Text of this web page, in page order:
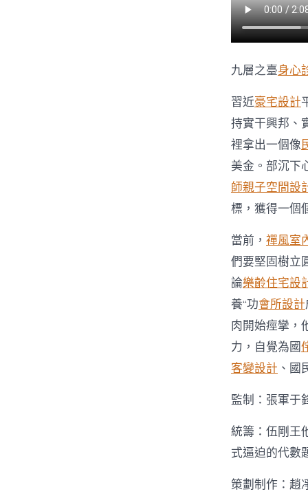
九層之臺身心
習近豪宅設計
持實干興邦、
裡拿出一個像
美金。部沉下
師親子空間設
標，獲得一個
當前， 禪風室
們要堅固樹立
論樂齡住宅設
養“功會所設計
肉開始痙攣，
力，自覺為國
客變設計 、國
監制：張軍于
統籌：伍剛王
式逼迫的代數
策劃制作：趙